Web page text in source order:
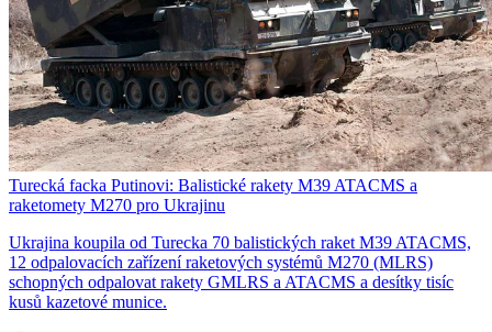
Turecká facka Putinovi: Balistické rakety M39 ATACMS a
raketomety M270 pro Ukrajinu
Ukrajina koupila od Turecka 70 balistických raket M39 ATACMS,
12 odpalovacích zařízení raketových systémů M270 (MLRS)
schopných odpalovat rakety GMLRS a ATACMS a desítky tisíc
kusů kazetové munice.